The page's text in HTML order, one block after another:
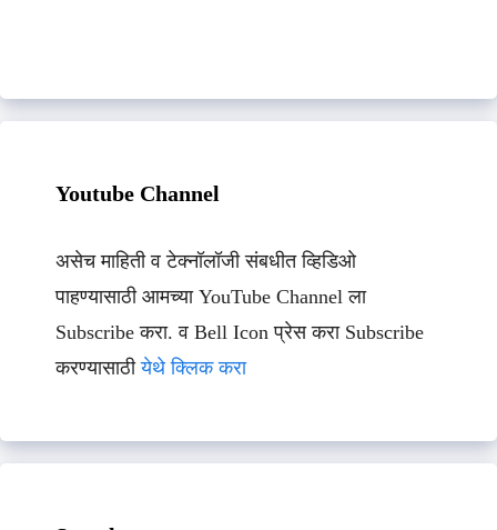
Youtube Channel
असेच माहिती व टेक्नॉलॉजी संबधीत व्हिडिओ
पाहण्यासाठी आमच्या YouTube Channel ला
Subscribe करा. व Bell Icon प्रेस करा Subscribe
करण्यासाठीयेथे क्लिक करा